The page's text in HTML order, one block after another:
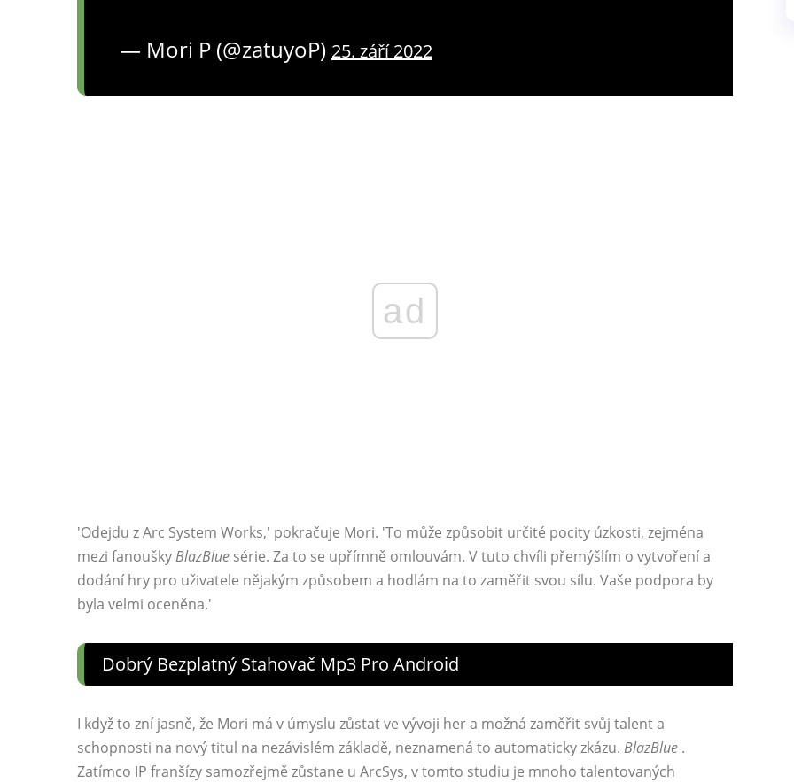
— Mori P (@zatuyoP) 25. září 2022
ad
'Odejdu z Arc System Works,' pokračuje Mori. 'To může způsobit určité pocity úzkosti, zejména
mezi fanouškyBlazBlue série. Za to se upřímně omlouvám. V tuto chvíli přemýšlím o vytvoření a
dodání hry pro uživatele nějakým způsobem a hodlám na to zaměřit svou sílu. Vaše podpora by
byla velmi oceněna.'
Dobrý Bezplatný Stahovač Mp3 Pro Android
I když to zní jasně, že Mori má v úmyslu zůstat ve vývoji her a možná zaměřit svůj talent a
schopnosti na nový titul na nezávislém základě, neznamená to automaticky zkázu. BlazBlue .
Zatímco IP franšízy samozřejmě zůstane u ArcSys, v tomto studiu je mnoho talentovaných